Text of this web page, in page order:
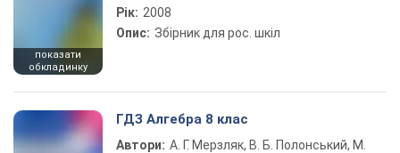
показати
обкладинку
Рік: 2008
Опис: Збірник для рос. шкіл
ГДЗ Алгебра 8 клас
Автори: А. Г. Мерзляк, В. Б. Полонський, М.